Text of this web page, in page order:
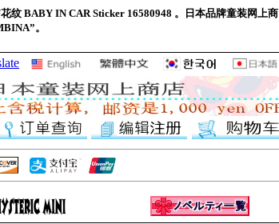
BABY IN CAR Sticker 16580948 。日本品牌童装网上商
。